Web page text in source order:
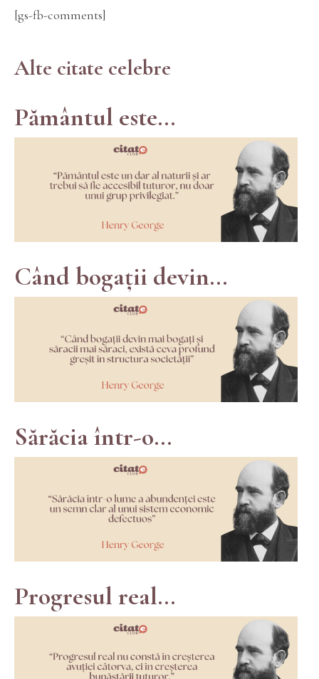
[gs-fb-comments]
Alte citate celebre
Pământul este...
Când bogații devin...
Sărăcia într-o...
Progresul real...